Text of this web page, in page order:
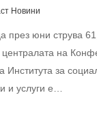
Новини
през юни струва
на
Института за
и услуги е…